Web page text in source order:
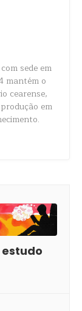
sede em
mantém o
cearense,
em
estudo